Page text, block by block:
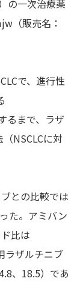
の一次治療薬
（販売名：
で、進行性
るまで、ラザ
NSCLCに対
との比較では
た。アミバン
比は
ラザルチニブ
、18.5）であ